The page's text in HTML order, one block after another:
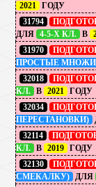
2021 ГОДУ
31794
ДЛЯ 4-5-Х КЛ. В
31970
ПРОСТЫЕ
32018
КЛ.
В 2021 ГОДУ
32034
ПЕРЕСТАНОВКИ)
32114
КЛ.
В 2019 ГОДУ
32130
СМЕКАЛКУ) ДЛЯ